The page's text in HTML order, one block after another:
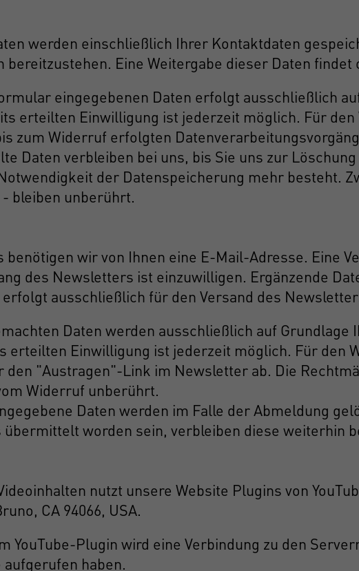
werden einschließlich Ihrer Kontaktdaten
Eine Weitergabe dieser Daten
eingegebenen Daten erfolgt ausschließlich
erteilten Einwilligung ist jederzeit möglich. Für
zum Widerruf erfolgten
Daten verbleiben bei uns, bis Sie uns zur
der Datenspeicherung mehr besteht.
bleiben unberührt.
wir von Ihnen eine E-Mail-Adresse. Eine
des Newsletters ist einzuwilligen. Ergänzende
ausschließlich für den Versand des
Daten werden ausschließlich auf Grundlage
erteilten Einwilligung ist jederzeit möglich. Für den
den "Austragen"-Link im Newsletter ab. Die
Widerruf unberührt.
Daten werden im Falle der Abmeldung
worden sein, verbleiben diese weiterhin
nutzt unsere Website Plugins von
CA 94066, USA.
Plugin wird eine Verbindung zu den
haben.